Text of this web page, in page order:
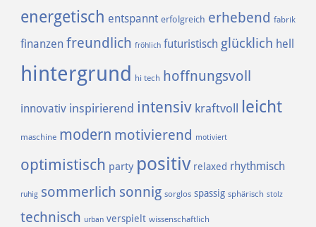
energetisch entspannt erfolgreich erhebend fabrik
finanzen freundlich fröhlich futuristisch glücklich hell
hintergrund hi tech hoffnungsvoll
innovativ inspirierend intensiv kraftvoll leicht
maschine modern motivierend motiviert
optimistisch party positiv relaxed rhythmisch
ruhig sommerlich sonnig sorglos spassig sphärisch stolz
technisch urban verspielt wissenschaftlich